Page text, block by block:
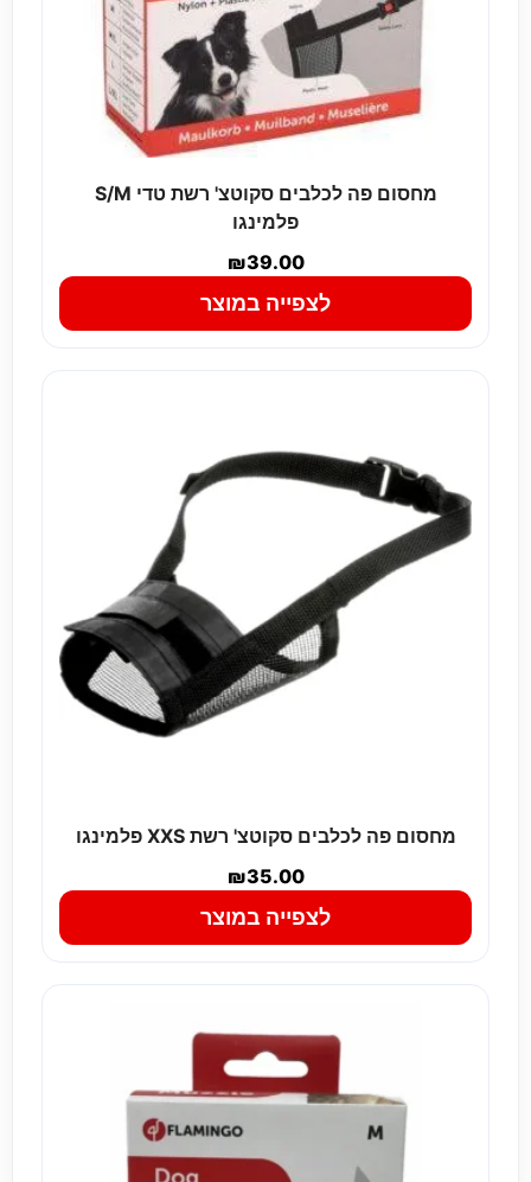
מחסום פה לכלבים סקוטצ' רשת טדי S/M
פלמינגו
₪39.00
לצפייה במוצר
מחסום פה לכלבים סקוטצ' רשת XXS פלמינגו
₪35.00
לצפייה במוצר